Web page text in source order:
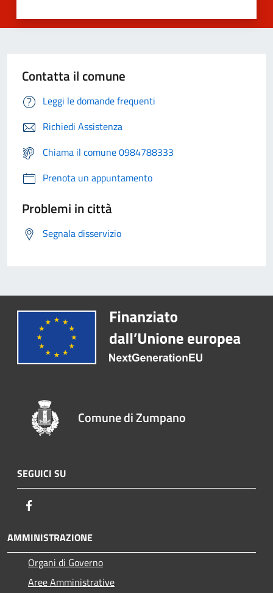
Contatta il comune
Leggi le domande frequenti
Richiedi Assistenza
Chiama il comune 0984788333
Prenota un appuntamento
Problemi in città
Segnala disservizio
Comune di Zumpano
SEGUICI SU
AMMINISTRAZIONE
Organi di Governo
Aree Amministrative